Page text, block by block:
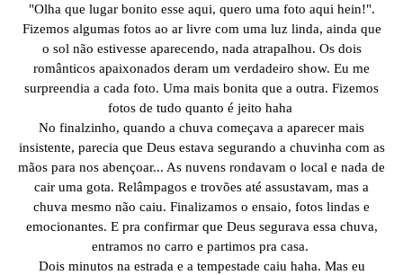
"Olha que lugar bonito esse aqui, quero uma foto aqui hein!".
Fizemos algumas fotos ao ar livre com uma luz linda, ainda que
o sol não estivesse aparecendo, nada atrapalhou. Os dois
românticos apaixonados deram um verdadeiro show. Eu me
surpreendia a cada foto. Uma mais bonita que a outra. Fizemos
fotos de tudo quanto é jeito haha
No finalzinho, quando a chuva começava a aparecer mais
insistente, parecia que Deus estava segurando a chuvinha com as
mãos para nos abençoar... As nuvens rondavam o local e nada de
cair uma gota. Relâmpagos e trovões até assustavam, mas a
chuva mesmo não caiu. Finalizamos o ensaio, fotos lindas e
emocionantes. E pra confirmar que Deus segurava essa chuva,
entramos no carro e partimos pra casa.
Dois minutos na estrada e a tempestade caiu haha. Mas eu